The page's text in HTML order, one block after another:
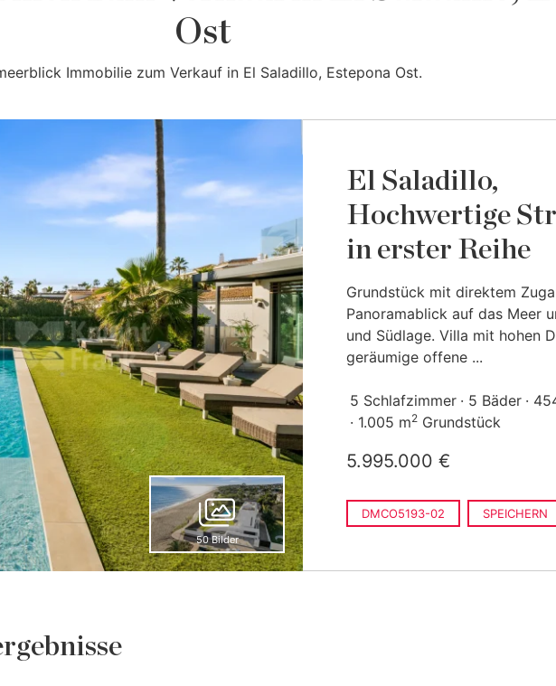
Ost
Immobilie zum Verkauf in El Saladillo, Estepona Ost.
50 Bilder
El Saladillo,
Hochwertige
in erster Reihe
Grundstück mit direktem
Panoramablick auf das Meer
und Südlage. Villa mit hohen
geräumige offene ...
5 Schlafzimmer 5 Bäder
1.005 m2 Grundstück
5.995.000 €
DMCO5193-02 SPEICHERN